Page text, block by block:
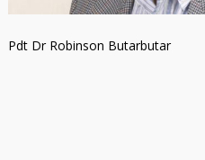
Pdt Dr Robinson Butarbutar